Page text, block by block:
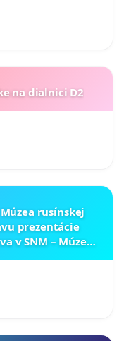
na dialnici D2
Múzea rusínskej
prezentácie
v SNM – Múzeu